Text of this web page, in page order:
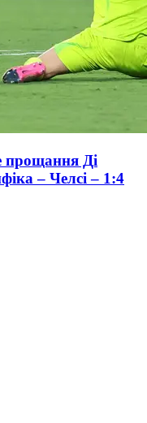
прощання Ді
– Челсі – 1:4